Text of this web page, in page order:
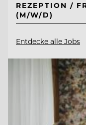
REZEPTION /
(M/W/D)
Entdecke alle Jobs